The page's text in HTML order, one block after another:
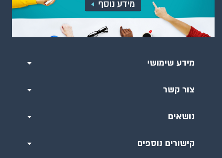
מידע שימושי
צור קשר
נושאים
קישורים נוספים